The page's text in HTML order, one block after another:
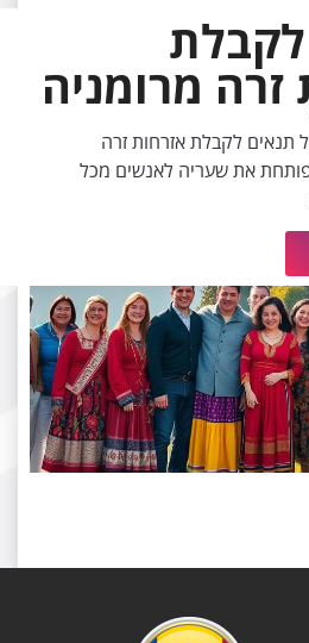
מרומניה
לקבלת אזרחות זרה
את שעריה לאנשים מכל